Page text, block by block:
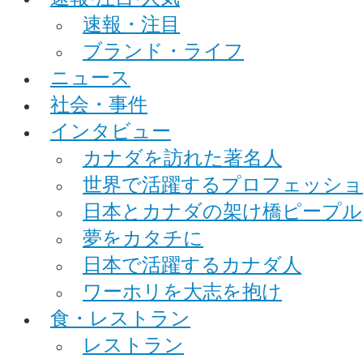
速報・注目
ブランド・ライフ
ニュース
社会・事件
インタビュー
カナダを訪れた著名人
世界で活躍するプロフェッシ
日本とカナダの架け橋ピープル
夢をカタチに
日本で活躍するカナダ人
ワーホリを大志を抱け
食・レストラン
レストラン